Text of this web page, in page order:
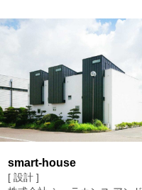
smart-house
[ 設計 ]